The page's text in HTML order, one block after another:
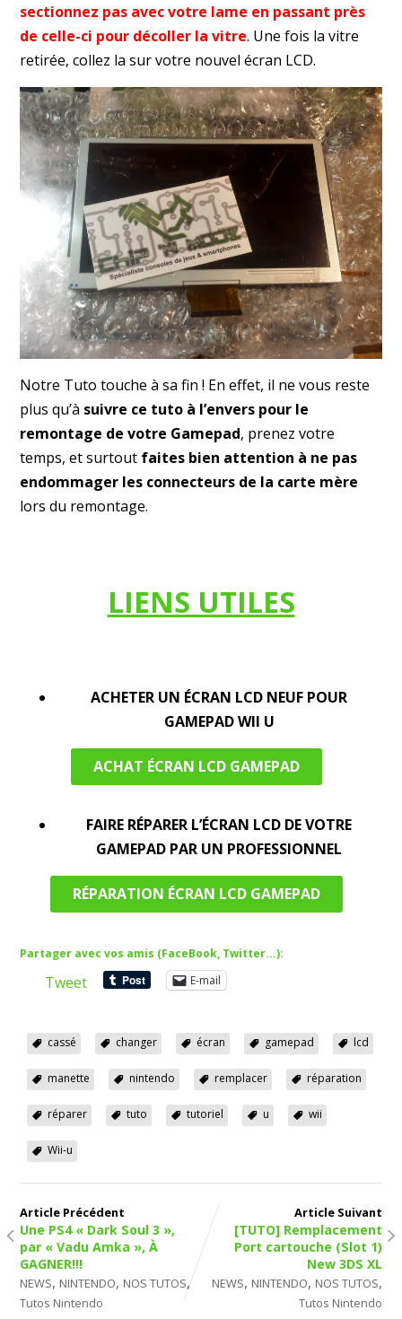
sectionnez pas avec votre lame en passant près
de celle-ci pour décoller la vitre. Une fois la vitre
retirée, collez la sur votre nouvel écran LCD.
Notre Tuto touche à sa fin ! En effet, il ne vous reste
plus qu’à suivre ce tuto à l’envers pour le
remontage de votre Gamepad, prenez votre
temps, et surtoutfaites bien attention à ne pas
endommager les connecteurs de la carte mère
lors du remontage.
LIENS UTILES
ACHETER UN ÉCRAN LCD NEUF POUR
GAMEPAD WII U
ACHAT ÉCRAN LCD GAMEPAD
FAIRE RÉPARER L’ÉCRAN LCD DE VOTRE
GAMEPAD PAR UN PROFESSIONNEL
RÉPARATION ÉCRAN LCD GAMEPAD
Partager avec vos amis (FaceBook, Twitter...):
Tweet E-mail
cassé changer écran gamepad lcd
manette nintendo remplacer réparation
réparer tuto tutoriel u wii
Wii-u
Article Précédent
Une PS4 « Dark Soul 3 »,
par « Vadu Amka », À
GAGNER!!!
NEWS, NINTENDO, NOS TUTOS,
Tutos Nintendo
Article Suivant
[TUTO] Remplacement
Port cartouche (Slot 1)
New 3DS XL
NEWS, NINTENDO, NOS TUTOS,
Tutos Nintendo